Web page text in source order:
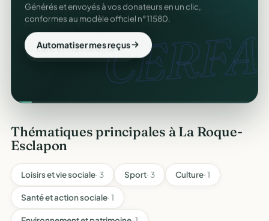
CERFA.
Générés et envoyés à vos donateurs en un clic,
conformes au modèle officiel n°11580.
Automatiser mes reçus
Thématiques principales à La Roque-
Esclapon
Loisirs et vie sociale· 3 Sport· 3 Culture· 1
Santé et action sociale· 1